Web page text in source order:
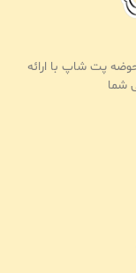
پت شاپ با ارائه
شما